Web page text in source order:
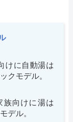
けに自動湯は
クモデル。
族向けに湯は
デル。